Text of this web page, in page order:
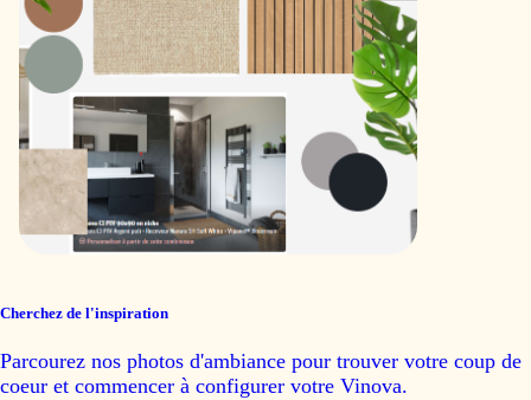
Cherchez de l'inspiration
Parcourez nos photos d'ambiance pour trouver votre coup de
coeur et commencer à configurer votre Vinova.